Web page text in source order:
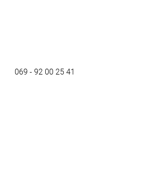
069 - 92 00 25 41